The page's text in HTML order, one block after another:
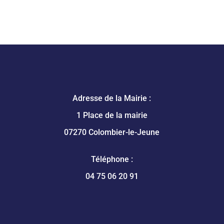
Adresse de la Mairie :
1 Place de la mairie
07270 Colombier-le-Jeune
Téléphone :
04 75 06 20 91